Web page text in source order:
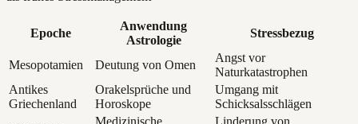
Epoche
Anwendung
Astrologie
Stressbezug
Mesopotamien Deutung von Omen
Angst vor
Naturkatastrophen
Antikes
Griechenland
Orakelsprüche und
Horoskope
Umgang mit
Schicksalsschlägen
Medizinische
Linderung von